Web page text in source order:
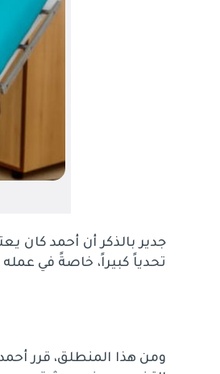
جدير بالذكر أن أحمد كان
تحدياً كبيراً، خاصةً في
ومن هذا المنطلق، قرر